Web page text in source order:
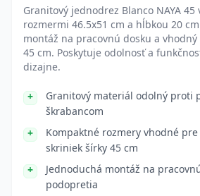
Granitový jednodrez Blanco NAYA
rozmermi 46.5x51 cm a hĺbkou 20
montáž na pracovnú dosku a
45 cm. Poskytuje odolnosť a
dizajne.
Granitový materiál odolný proti
škrabancom
Kompaktné rozmery vhodné
skriniek šírky 45 cm
Jednoduchá montáž na
podopretia